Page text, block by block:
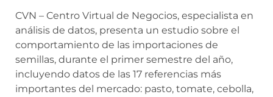
CVN – Centro Virtual de Negocios, especialista en
análisis de datos, presenta un estudio sobre el
comportamiento de las importaciones de
semillas, durante el primer semestre del año,
incluyendo datos de las 17 referencias más
importantes del mercado: pasto, tomate, cebolla,